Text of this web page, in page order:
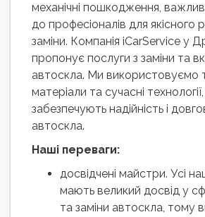
механічні пошкодження,
до професіоналів для якісного
заміни. Компанія iCarService у
пропонує послуги з заміни та
автоскла. Ми використовуємо
матеріали та сучасні
забезпечують надійність і
автоскла.
Наші переваги:
досвідчені майстри. Усі
мають великий досвід у
та заміни автоскла, тому